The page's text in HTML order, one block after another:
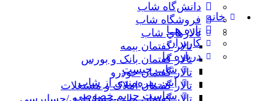
دانش‌گاه شاب
فروشگاه شاب
تالارهاي شاب
تالار گفتمان بیمه
تالار گفتمان بانک و بورس
تالار گفتمان خودرو
تالار گفتمان املاک و مستغلات
تالار گفتمان مالی-حسابداری/حسابرسی
خانه
تازه هــا
کاربران
درباره ما
شاب چیست
آیین بهره‌مندی از شاب
سیاست حریم خصوصی